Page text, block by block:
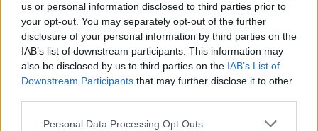
us or personal information disclosed to third parties prior to
your opt-out. You may separately opt-out of the further
disclosure of your personal information by third parties on the
IAB’s list of downstream participants. This information may
also be disclosed by us to third parties on the IAB’s List of
Downstream Participants that may further disclose it to other
Personal Data Processing Opt Outs